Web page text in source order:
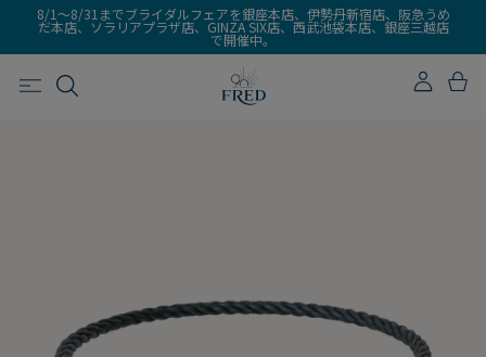
8/1～8/31までブライダルフェアを銀座本店、伊勢丹新宿店、阪急うめ
だ本店、ソラリアプラザ店、GINZA SIX店、西武池袋本店、銀座三越店
で開催中。